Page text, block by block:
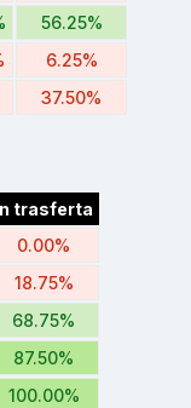
56.25%
6.25%
37.50%
trasferta
0.00%
18.75%
68.75%
87.50%
100.00%